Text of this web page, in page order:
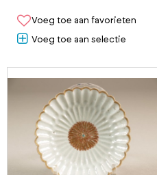
Voeg toe aan favorieten
Voeg toe aan selectie